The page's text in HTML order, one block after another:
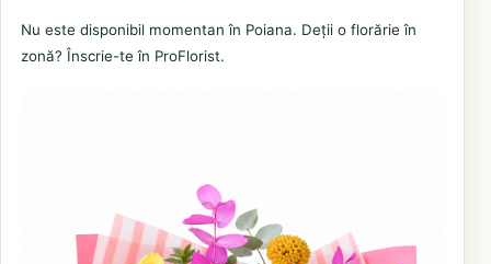
Nu este disponibil momentan în Poiana. Deții o florărie în
zonă? Înscrie-te în ProFlorist.